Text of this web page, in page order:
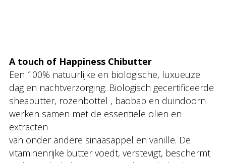
A touch of Happiness Chibutter
Een 100% natuurlijke en biologische, luxueuze
dag en nachtverzorging. Biologisch gecertificeerde
sheabutter, rozenbottel , baobab en duindoorn
werken samen met de essentiële oliën en
extracten
van onder andere sinaasappel en vanille. De
vitaminenrijke butter voedt, verstevigt, beschermt